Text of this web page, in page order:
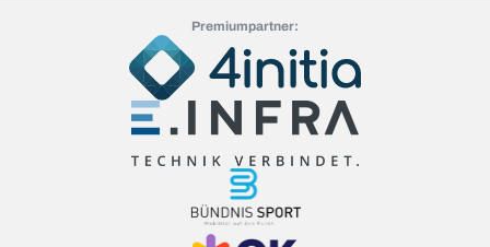
Premiumpartner: